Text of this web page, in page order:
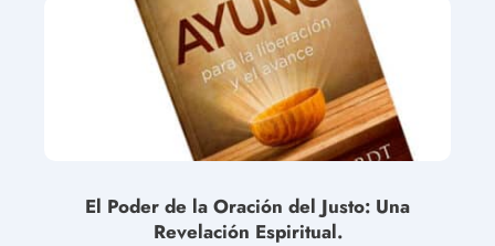
El Poder de la Oración del Justo: Una
Revelación Espiritual.